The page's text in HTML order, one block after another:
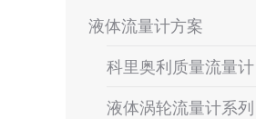
液体流量计方案
科里奥利质量流量计
液体涡轮流量计系列